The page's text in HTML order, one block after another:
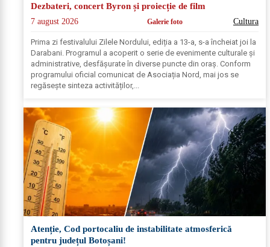
Dezbateri, concert Byron și proiecție de film
7 august 2026 Galerie foto Cultura
Prima zi festivalului Zilele Nordului, ediția a 13-a, s-a încheiat joi la
Darabani. Programul a acoperit o serie de evenimente culturale și
administrative, desfășurate în diverse puncte din oraș. Conform
programului oficial comunicat de Asociația Nord, mai jos se
regăsește sinteza activităților,...
Atenție, Cod portocaliu de instabilitate atmosferică
pentru județul Botoșani!